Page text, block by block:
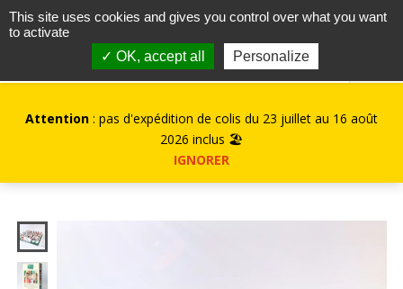
contact@kurioz.org
Attention : pas d'expédition de colis du 23 juillet au 16 août
2026 inclus 🏖️
IGNORER
This site uses cookies and gives you control over what you want
to activate
✓ OK, accept all
Personalize